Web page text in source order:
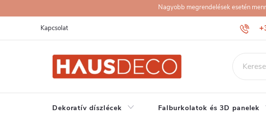
a
Nagyobb megrendelések esetén
Kapcsolat
Dekoratív díszlécek Falburkolatok és 3D panelek